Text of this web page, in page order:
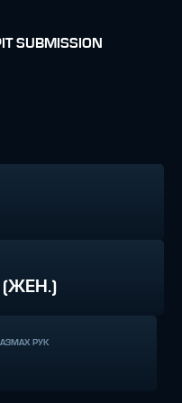
SUBMISSION
РУК